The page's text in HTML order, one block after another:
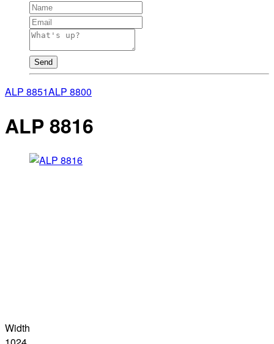
Send
ALP 8851ALP 8800
ALP 8816
Width